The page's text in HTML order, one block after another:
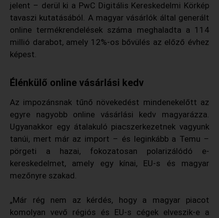
jelent – derül ki a PwC Digitális Kereskedelmi Körkép
tavaszi kutatásából. A magyar vásárlók által generált
online termékrendelések száma meghaladta a 114
millió darabot, amely 12%-os bővülés az előző évhez
képest.
Élénkülő online vásárlási kedv
Az impozánsnak tűnő növekedést mindenekelőtt az
egyre nagyobb online vásárlási kedv magyarázza.
Ugyanakkor egy átalakuló piacszerkezetnek vagyunk
tanúi, mert már az import – és leginkább a Temu –
pörgeti a hazai, fokozatosan polarizálódó e-
kereskedelmet, amely egy kínai, EU-s és magyar
mezőnyre szakad.
„Már rég nem az kérdés, hogy a magyar piacot
komolyan vevő régiós és EU-s cégek elveszik-e a